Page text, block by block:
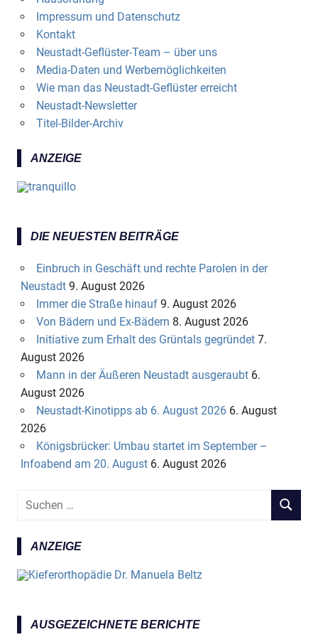
Impressum und Datenschutz
Kontakt
Neustadt-Geflüster-Team – über uns
Media-Daten und Werbemöglichkeiten
Wie man das Neustadt-Geflüster erreicht
Neustadt-Newsletter
Titel-Bilder-Archiv
ANZEIGE
DIE NEUESTEN BEITRÄGE
Einbruch in Geschäft und rechte Parolen in der
Neustadt 9. August 2026
Immer die Straße hinauf 9. August 2026
Von Bädern und Ex-Bädern 8. August 2026
Initiative zum Erhalt des Grüntals gegründet 7.
August 2026
Mann in der Äußeren Neustadt ausgeraubt 6.
August 2026
Neustadt-Kinotipps ab 6. August 2026 6. August
2026
Königsbrücker: Umbau startet im September –
Infoabend am 20. August 6. August 2026
e
ANZEIGE
AUSGEZEICHNETE BERICHTE